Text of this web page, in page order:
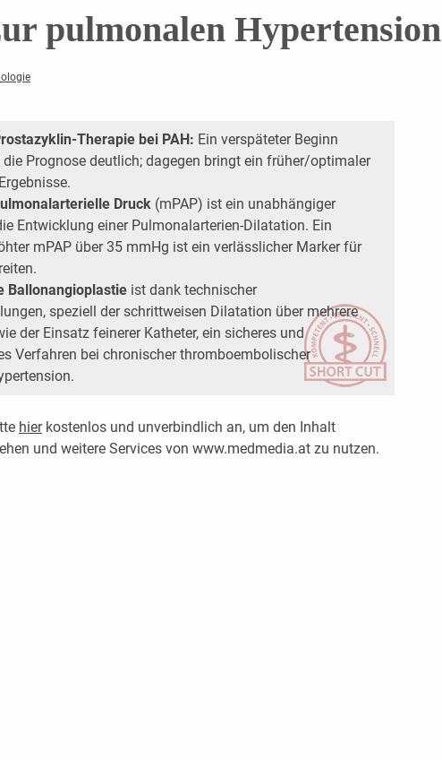
pulmonalen Hypertension
Therapie bei PAH: Ein verspäteter Beginn
Prognose deutlich; dagegen bringt ein früher/optimaler
Druck (mPAP) ist ein unabhängiger
Entwicklung einer Pulmonalarterien-Dilatation. Ein
mPAP über 35 mmHg ist ein verlässlicher Marker für
Ballonangioplastie ist dank technischer
speziell der schrittweisen Dilatation über mehrere
der Einsatz feinerer Katheter, ein sicheres und
Verfahren bei chronischer thromboembolischer
hierkostenlos und unverbindlich an, um den Inhalt
und weitere Services von www.medmedia.at zu nutzen.